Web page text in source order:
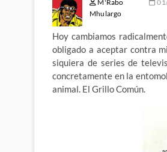
M'Rabo
Mhulargo
Hoy cambiamos
obligado a aceptar contra
siquiera de series de
concretamente en la
animal. El Grillo Común.